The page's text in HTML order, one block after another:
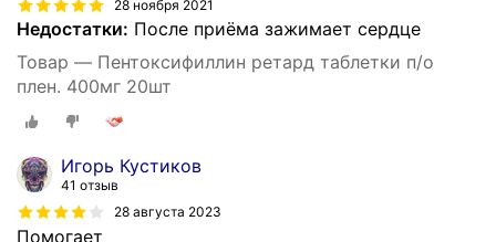
28 ноября 2021
Недостатки: После приёма зажимает сердце
Товар — Пентоксифиллин ретард таблетки п/о
плен. 400мг 20шт
Игорь Кустиков
41 отзыв
28 августа 2023
Помогает